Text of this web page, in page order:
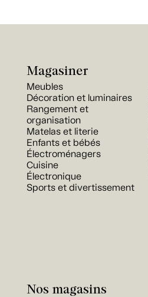
Magasiner
Meubles
Décoration et luminaires
Rangement et
organisation
Matelas et literie
Enfants et bébés
Électroménagers
Cuisine
Électronique
Sports et divertissement
Nos magasins